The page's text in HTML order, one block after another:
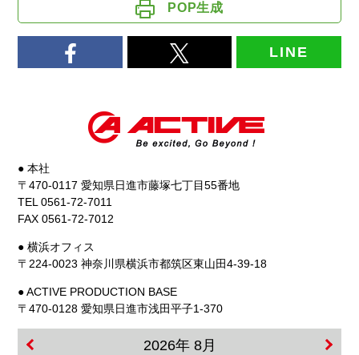
POP生成
LINE
● 本社
〒470-0117 愛知県日進市藤塚七丁目55番地
TEL 0561-72-7011
FAX 0561-72-7012
● 横浜オフィス
〒224-0023 神奈川県横浜市都筑区東山田4-39-18
● ACTIVE PRODUCTION BASE
〒470-0128 愛知県日進市浅田平子1-370
2026年 8月